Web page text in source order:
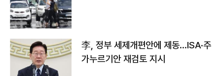
李, 정부 세제개편안에 제동…ISA·주
가누르기안 재검토 지시